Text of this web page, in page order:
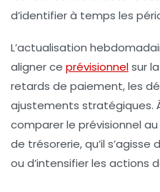
d’identifier à temps les
L’actualisation
aligner ce prévisionnelsur
retards de paiement, les
ajustements stratégiques.
comparer le prévisionnel
de trésorerie, qu’il
ou d’intensifier les actions